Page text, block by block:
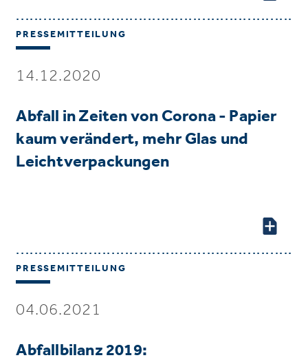
PRESSEMITTEILUNG
14.12.2020
Abfall in Zeiten von Corona - Papier
kaum verändert, mehr Glas und
Leichtverpackungen
PRESSEMITTEILUNG
04.06.2021
Abfallbilanz 2019: